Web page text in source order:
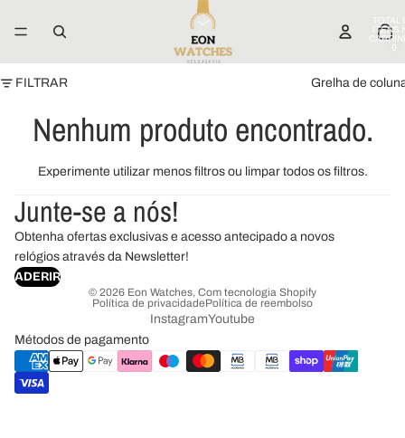
TOTAL
ITENS
0
FILTRAR Grelha de
Nenhum produto encontrado.
Experimente utilizar menos filtros ou limpar todos os filtros.
Junte-se a nós!
Obtenha ofertas exclusivas e acesso antecipado a novos
relógios através da Newsletter!
ADERIR
© 2026 Eon Watches, Com tecnologia Shopify
Política de privacidadePolítica de reembolso
InstagramYoutube
Métodos de pagamento